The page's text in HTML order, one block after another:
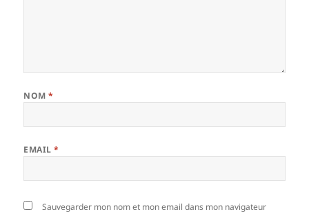
NOM*
EMAIL*
Sauvegarder mon nom et mon email dans mon navigateur